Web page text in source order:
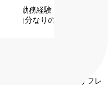
での勤務経験
・自分なりの工夫ができる
・リフレ